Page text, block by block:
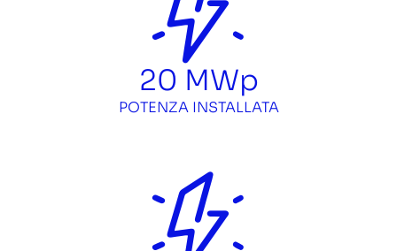
20 MWp
POTENZA INSTALLATA